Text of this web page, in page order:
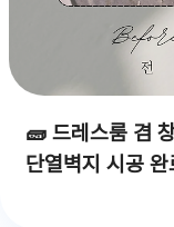
🧱 드레스룸 겸
단열벽지 시공 완